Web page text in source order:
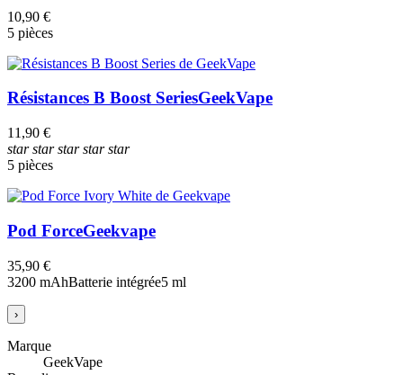
10,90 €
5 pièces
Résistances B Boost SeriesGeekVape
11,90 €
starstarstarstarstar
5 pièces
Pod ForceGeekvape
35,90 €
3200 mAhBatterie intégrée5 ml
›
Marque
GeekVape